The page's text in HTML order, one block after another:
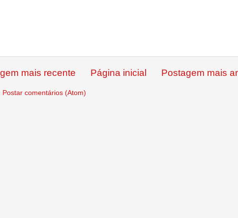
mais recente Postagem mais
Página inicial
Postar comentários (Atom)